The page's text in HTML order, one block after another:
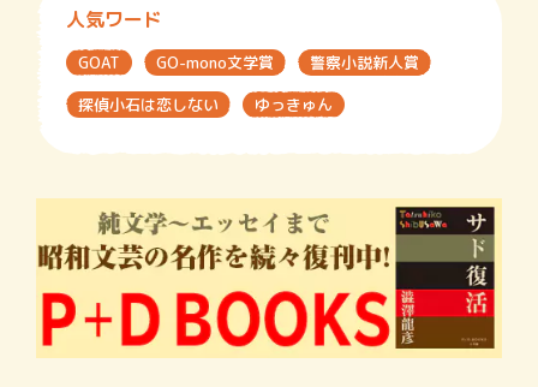
人気ワード
GOAT GO-mono文学賞
警察小説新人賞
探偵小石は恋しない
ゆっきゅん